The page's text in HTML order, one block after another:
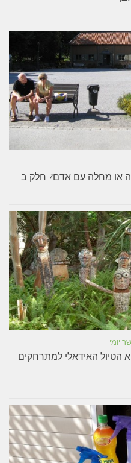
או מחלה עם אדם? חלק ב
הטיול האידאלי למתרחקים